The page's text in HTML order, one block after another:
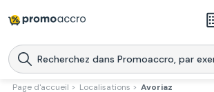
Magasins
Produits
Page d'accueil > Localisations > Avoriaz